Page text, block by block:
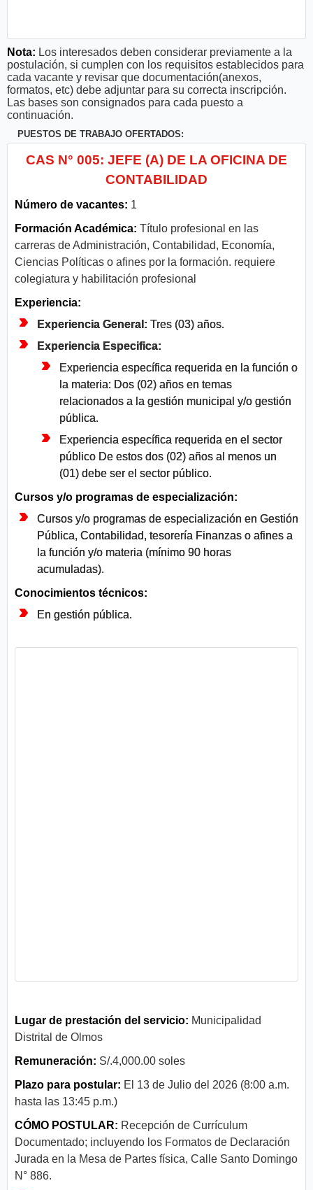
Nota: Los interesados deben considerar previamente a la
postulación, si cumplen con los requisitos establecidos para
cada vacante y revisar que documentación(anexos,
formatos, etc) debe adjuntar para su correcta inscripción.
Las bases son consignados para cada puesto a
continuación.
PUESTOS DE TRABAJO OFERTADOS:
CAS N° 005: JEFE (A) DE LA OFICINA DE
CONTABILIDAD
Número de vacantes: 1
Formación Académica: Título profesional en las
carreras de Administración, Contabilidad, Economía,
Ciencias Políticas o afines por la formación. requiere
colegiatura y habilitación profesional
Experiencia:
Experiencia General: Tres (03) años.
Experiencia Especifica:
Experiencia específica requerida en la función o
la materia: Dos (02) años en temas
relacionados a la gestión municipal y/o gestión
pública.
Experiencia específica requerida en el sector
público De estos dos (02) años al menos un
(01) debe ser el sector público.
Cursos y/o programas de especialización:
Cursos y/o programas de especialización en Gestión
Pública, Contabilidad, tesorería Finanzas o afines a
la función y/o materia (mínimo 90 horas
acumuladas).
Conocimientos técnicos:
En gestión pública.
Lugar de prestación del servicio: Municipalidad
Distrital de Olmos
Remuneración: S/.4,000.00 soles
Plazo para postular: El 13 de Julio del 2026 (8:00 a.m.
hasta las 13:45 p.m.)
CÓMO POSTULAR: Recepción de Currículum
Documentado; incluyendo los Formatos de Declaración
Jurada en la Mesa de Partes física, Calle Santo Domingo
N° 886.